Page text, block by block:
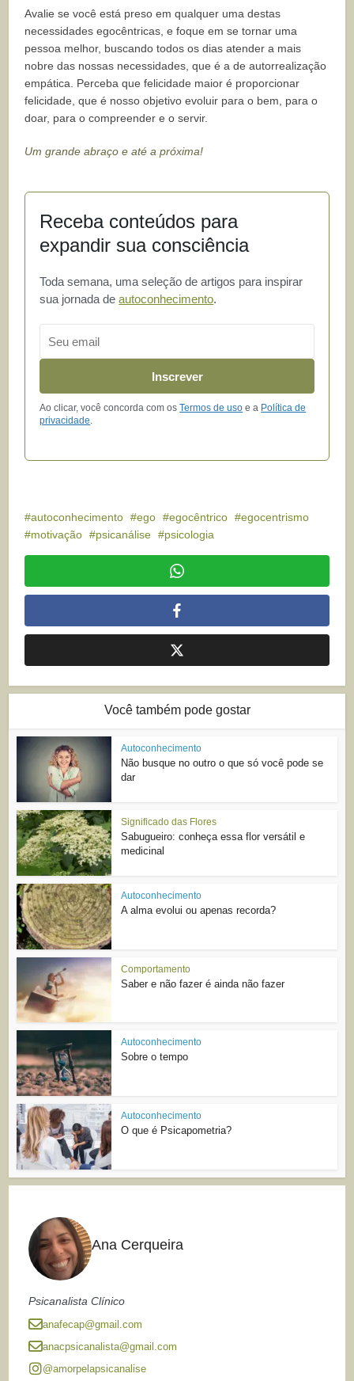
Avalie se você está preso em qualquer uma destas
necessidades egocêntricas, e foque em se tornar uma
pessoa melhor, buscando todos os dias atender a mais
nobre das nossas necessidades, que é a de autorrealização
empática. Perceba que felicidade maior é proporcionar
felicidade, que é nosso objetivo evoluir para o bem, para o
doar, para o compreender e o servir.
Um grande abraço e até a próxima!
Receba conteúdos para
expandir sua consciência
Toda semana, uma seleção de artigos para inspirar
sua jornada deautoconhecimento.
Inscrever
Ao clicar, você concorda com osTermos de uso e a Política de
privacidade.
autoconhecimento ego egocêntrico
egocentrismo
motivação
psicanálise psicologia
Você também pode gostar
Autoconhecimento
Não busque no outro o que só você pode se
dar
Significado das Flores
Sabugueiro: conheça essa flor versátil e
medicinal
Autoconhecimento
A alma evolui ou apenas recorda?
Comportamento
Saber e não fazer é ainda não fazer
Autoconhecimento
Sobre o tempo
Autoconhecimento
O que é Psicapometria?
Ana Cerqueira
Psicanalista Clínico
anafecap@gmail.com
anacpsicanalista@gmail.com
@amorpelapsicanalise